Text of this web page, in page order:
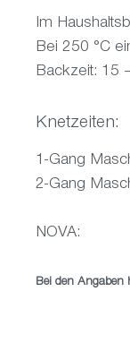
Im
Bei 250 °C
Backzeit: 15
Knetzeiten:
1-Gang
2-Gang
5
NOVA:
7
Bei den Angaben